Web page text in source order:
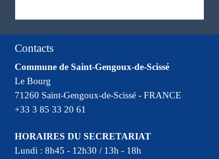
Contacts
Commune de Saint-Gengoux-de-Scissé
Le Bourg
71260 Saint-Gengoux-de-Scissé - FRANCE
+33 3 85 33 20 61
HORAIRES DU SECRETARIAT
Lundi : 8h45 - 12h30 / 13h - 18h